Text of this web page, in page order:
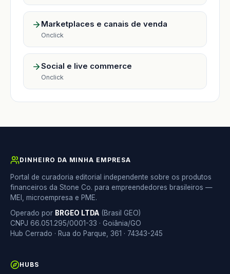
Marketplaces e canais de venda
Onclick
Social e live commerce
Onclick
DINHEIRO DA MINHA EMPRESA
Portal de curadoria editorial independente sobre os produtos
financeiros da Stone Co. para empreendedores brasileiros —
MEI, microempresa e PME.
Operado por BRGEO LTDA (Brasil GEO)
CNPJ 66.051.295/0001-33 · Goiânia/GO
Hub Cerrado · Rua do Parque, 361 · 74343-245
HUBS